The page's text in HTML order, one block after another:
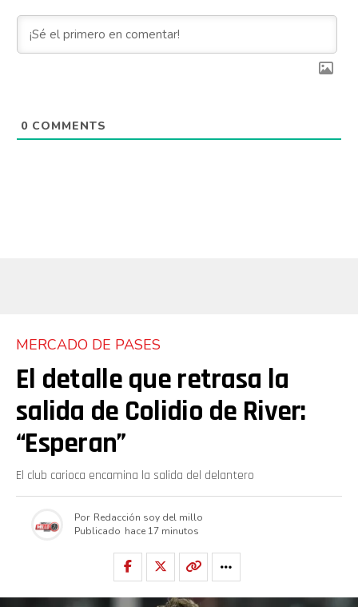
0 COMMENTS
MERCADO DE PASES
El detalle que retrasa la
salida de Colidio de River:
“Esperan”
El club carioca encamina la salida del delantero
Por Redacción soy del millo
Publicado hace 17 minutos